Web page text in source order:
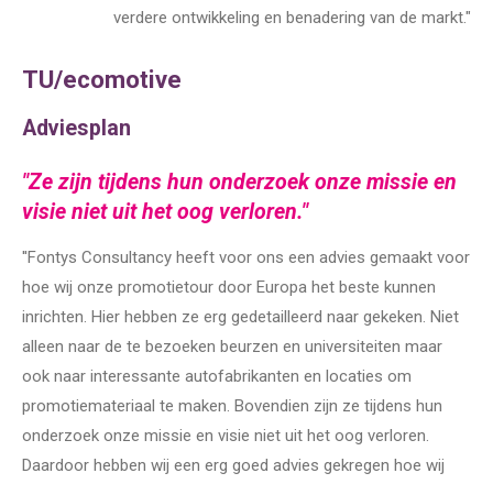
verdere ontwikkeling en benadering van de markt."
TU/ecomotive
Adviesplan
"Ze zijn tijdens hun onderzoek onze missie en
visie niet uit het oog verloren."
''Fontys Consultancy heeft voor ons een advies gemaakt voor
hoe wij onze promotietour door Europa het beste kunnen
inrichten. Hier hebben ze erg gedetailleerd naar gekeken. Niet
alleen naar de te bezoeken beurzen en universiteiten maar
ook naar interessante autofabrikanten en locaties om
promotiemateriaal te maken. Bovendien zijn ze tijdens hun
onderzoek onze missie en visie niet uit het oog verloren.
Daardoor hebben wij een erg goed advies gekregen hoe wij